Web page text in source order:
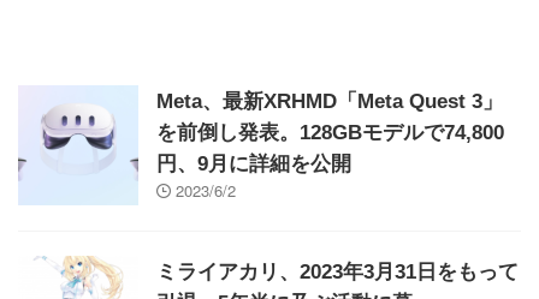
Meta、最新XRHMD「Meta Quest 3」
を前倒し発表。128GBモデルで74,800
円、9月に詳細を公開
2023/6/2
ミライアカリ、2023年3月31日をもって